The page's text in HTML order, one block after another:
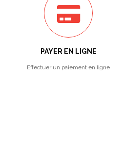
PAYER EN LIGNE
Effectuer un paiement en ligne